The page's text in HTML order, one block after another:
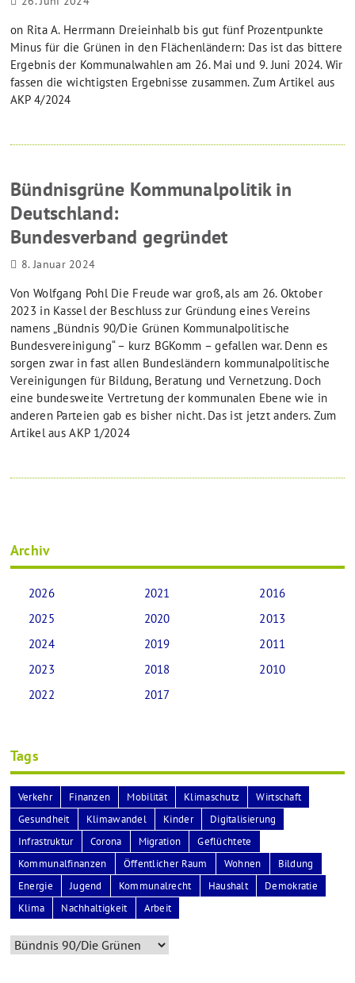
on Rita A. Herrmann Dreieinhalb bis gut fünf Prozentpunkte
Minus für die Grünen in den Flächenländern: Das ist das bittere
Ergebnis der Kommunalwahlen am 26. Mai und 9. Juni 2024. Wir
fassen die wichtigsten Ergebnisse zusammen. Zum Artikel aus
AKP 4/2024
Bündnisgrüne Kommunalpolitik in
Deutschland:
Bundesverband gegründet
8. Januar 2024
Von Wolfgang Pohl Die Freude war groß, als am 26. Oktober
2023 in Kassel der Beschluss zur Gründung eines Vereins
namens „Bündnis 90/Die Grünen Kommunalpolitische
Bundesvereinigung“ – kurz BGKomm – gefallen war. Denn es
sorgen zwar in fast allen Bundesländern kommunalpolitische
Vereinigungen für Bildung, Beratung und Vernetzung. Doch
eine bundesweite Vertretung der kommunalen Ebene wie in
anderen Parteien gab es bisher nicht. Das ist jetzt anders. Zum
Artikel aus AKP 1/2024
Archiv
2026
2025
2024
2023
2022
2021
2020
2019
2018
2017
2016
2013
2011
2010
Tags
Verkehr Finanzen Mobilität Klimaschutz
Wirtschaft
Gesundheit
Klimawandel Kinder
Digitalisierung
Infrastruktur
Corona Migration
Geflüchtete
Kommunalfinanzen
Öffentlicher Raum Wohnen
Bildung
Energie
Jugend Kommunalrecht Haushalt
Demokratie
Klima
Nachhaltigkeit Arbeit